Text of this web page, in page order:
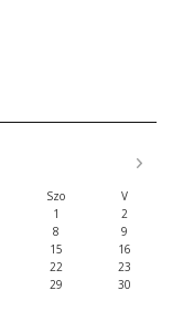
Szo
V
1
2
8
9
15
16
22
23
29
30